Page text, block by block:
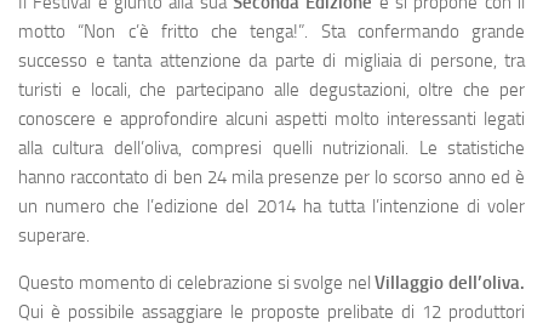
motto “Non c’è fritto che tenga!”. Sta confermando grande
successo e tanta attenzione da parte di migliaia di persone, tra
turisti e locali, che partecipano alle degustazioni, oltre che per
conoscere e approfondire alcuni aspetti molto interessanti legati
alla cultura dell’oliva, compresi quelli nutrizionali. Le statistiche
hanno raccontato di ben 24 mila presenze per lo scorso anno ed è
un numero che l’edizione del 2014 ha tutta l’intenzione di voler
superare.
Questo momento di celebrazione si svolge nelVillaggio dell’oliva.
Qui è possibile assaggiare le proposte prelibate di 12 produttori